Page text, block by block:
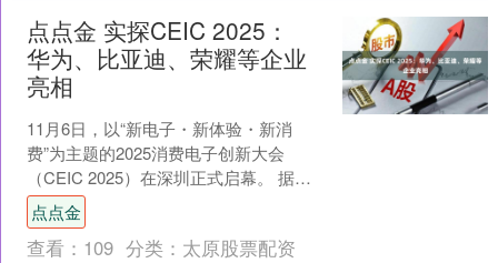
点点金 实探CEIC 2025：
华为、比亚迪、荣耀等企业
亮相
11月6日，以“新电子・新体验・新消
费”为主题的2025消费电子创新大会
（CEIC 2025）在深圳正式启幕。 据了
解，此次大会吸引了来自全球20个国家
和地区的....
点点金
查看： 109 分类： 太原股票配资